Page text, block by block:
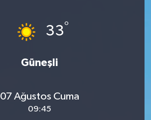
33°
Güneşli
07 Ağustos Cuma
09:45